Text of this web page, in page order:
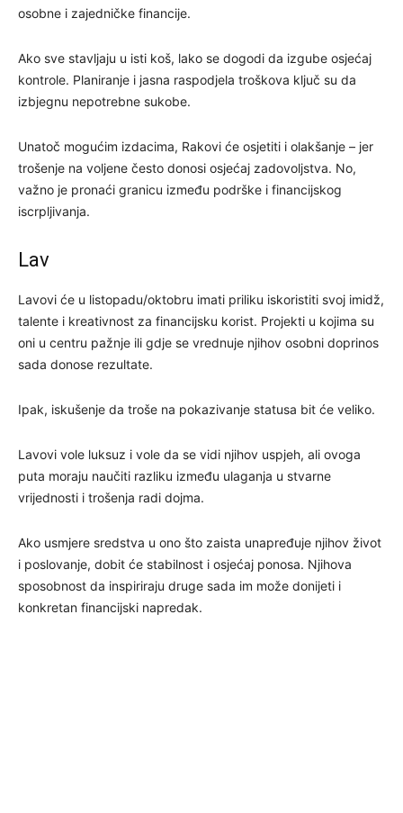
osobne i zajedničke financije.
Ako sve stavljaju u isti koš, lako se dogodi da izgube osjećaj
kontrole. Planiranje i jasna raspodjela troškova ključ su da
izbjegnu nepotrebne sukobe.
Unatoč mogućim izdacima, Rakovi će osjetiti i olakšanje – jer
trošenje na voljene često donosi osjećaj zadovoljstva. No,
važno je pronaći granicu između podrške i financijskog
iscrpljivanja.
Lav
Lavovi će u listopadu/oktobru imati priliku iskoristiti svoj imidž,
talente i kreativnost za financijsku korist. Projekti u kojima su
oni u centru pažnje ili gdje se vrednuje njihov osobni doprinos
sada donose rezultate.
Ipak, iskušenje da troše na pokazivanje statusa bit će veliko.
Lavovi vole luksuz i vole da se vidi njihov uspjeh, ali ovoga
puta moraju naučiti razliku između ulaganja u stvarne
vrijednosti i trošenja radi dojma.
Ako usmjere sredstva u ono što zaista unapređuje njihov život
i poslovanje, dobit će stabilnost i osjećaj ponosa. Njihova
sposobnost da inspiriraju druge sada im može donijeti i
konkretan financijski napredak.